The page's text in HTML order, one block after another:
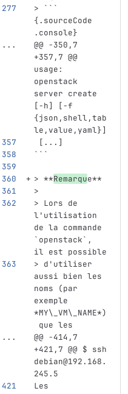
> ```
{.sourceCode
.console}
...
@@ -350,7
+357,7 @@
usage:
openstack
server create
[-h] [-f
{json,shell,tab
le,value,yaml}]
[...]
```
> **Remarque**
>
> Lors de
l'utilisation
de la commande
`openstack`,
il est possible
> d'utiliser
aussi bien les
noms (par
exemple
*MY\_VM\_NAME*)
que les
...
@@ -414,7
+421,7 @@ $ ssh
debian@192.168.
245.5
Les